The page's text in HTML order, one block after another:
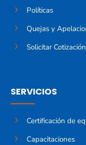
5
Políticas
5
Quejas y
5
Solicitar Cotización
SERVICIOS
5
Certificación de
5
Capacitaciones